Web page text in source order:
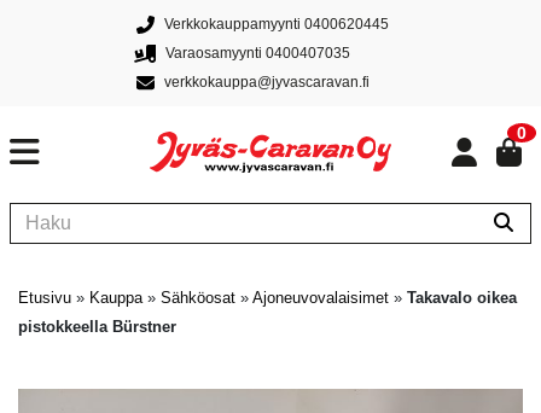
Verkkokauppamyynti 0400620445
Varaosamyynti 0400407035
verkkokauppa@jyvascaravan.fi
0
Etusivu » Kauppa» Sähköosat » Ajoneuvovalaisimet » Takavalo oikea
pistokkeella Bürstner